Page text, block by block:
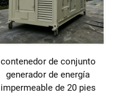
contenedor de conjunto
generador de energía
impermeable de 20 pies